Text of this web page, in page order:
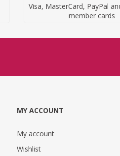
Visa, MasterCard, PayPal
member cards
MY ACCOUNT
My account
Wishlist